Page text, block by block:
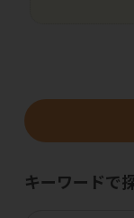
キーワードで